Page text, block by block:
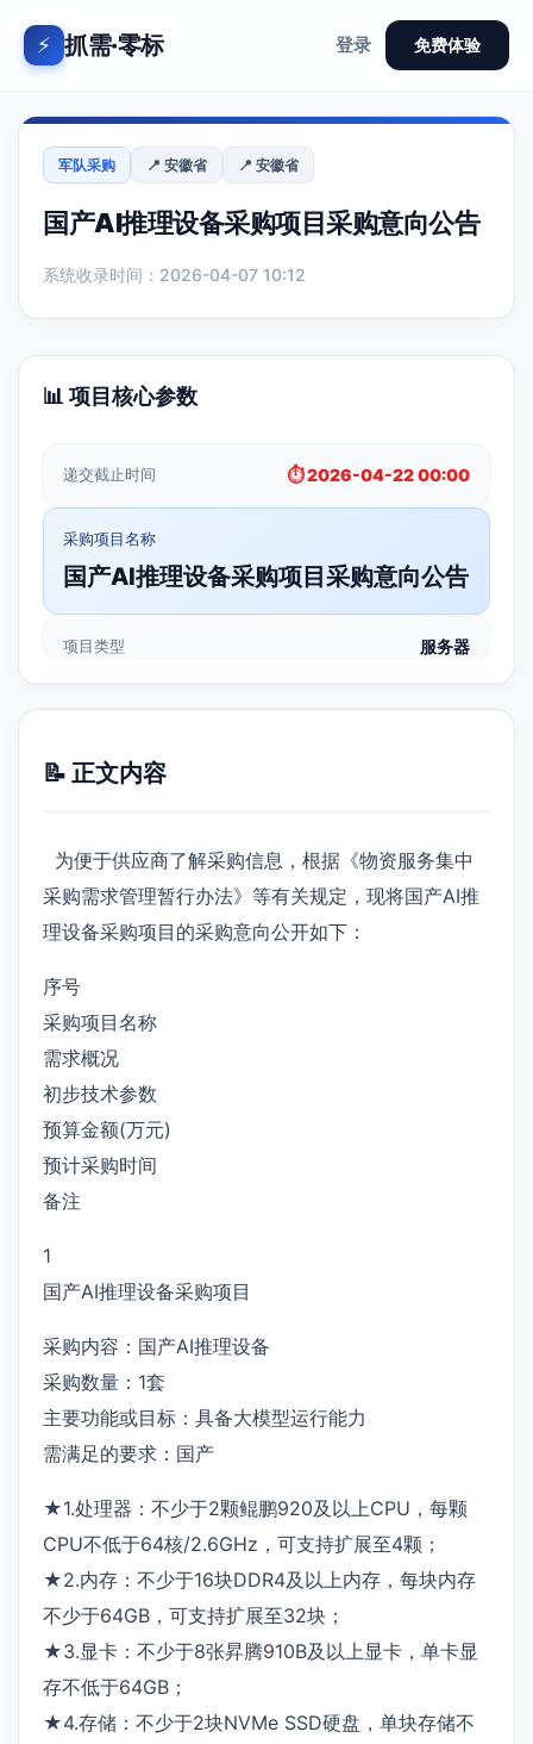
⚡ 抓需·零标 登录 免费体验
军队采购 📍 安徽省 📍 安徽省
国产AI推理设备采购项目采购意向公告
系统收录时间：2026-04-07 10:12
📊 项目核心参数
递交截止时间 ⏱️ 2026-04-22 00:00
采购项目名称
国产AI推理设备采购项目采购意向公告
项目类型 服务器
📝 正文内容
为便于供应商了解采购信息，根据《物资服务集中
采购需求管理暂行办法》等有关规定，现将国产AI推
理设备采购项目的采购意向公开如下：
序号
采购项目名称
需求概况
初步技术参数
预算金额(万元)
预计采购时间
备注
1
国产AI推理设备采购项目
采购内容：国产AI推理设备
采购数量：1套
主要功能或目标：具备大模型运行能力
需满足的要求：国产
★1.处理器：不少于2颗鲲鹏920及以上CPU，每颗
CPU不低于64核/2.6GHz，可支持扩展至4颗；
★2.内存：不少于16块DDR4及以上内存，每块内存
不少于64GB，可支持扩展至32块；
★3.显卡：不少于8张昇腾910B及以上显卡，单卡显
存不低于64GB；
★4.存储：不少于2块NVMe SSD硬盘，单块存储不